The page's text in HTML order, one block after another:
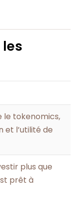
le tokenomics,
et l’utilité de
plus que
prêt à